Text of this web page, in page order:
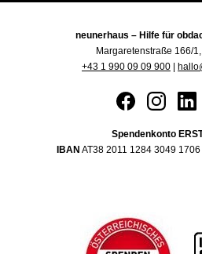
neunerhaus – Hilfe für
Margaretenstraße 166/
+43 1 990 09 09 900
Spendenkonto
IBAN AT38 2011 1284 3049 1706